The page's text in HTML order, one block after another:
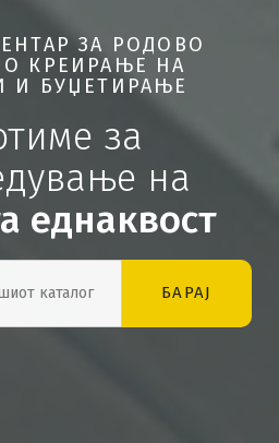
ЗА РОДОВО
КРЕИРАЊЕ НА
И БУЏЕТИРАЊЕ
за
на
еднаквост
БАРАЈ